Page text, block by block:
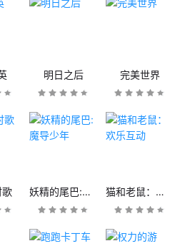
明日之后 完美世界
妖精的尾巴:魔导少年 猫和老鼠：欢乐互动